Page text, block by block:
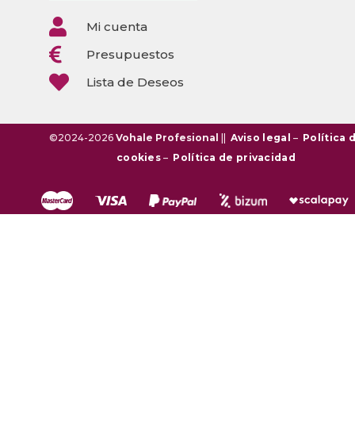
 Mi cuenta
 Presupuestos
 Lista de Deseos
©2024-2026 Vohale Profesional Aviso legal – Política
cookies– Política de privacidad